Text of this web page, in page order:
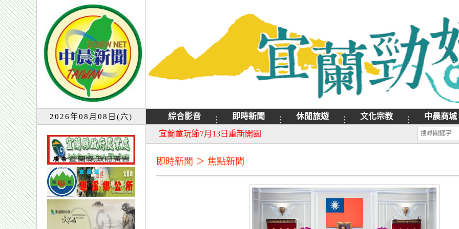
2026年08月08日(六) 綜合影音 即時新聞 休閒旅遊 文化宗教
中晨商城
宜蘭童玩節7月13日重新開園
大同音樂祭延期至8月9日禮拜天辦理
即時新聞 ＞ 焦點新聞